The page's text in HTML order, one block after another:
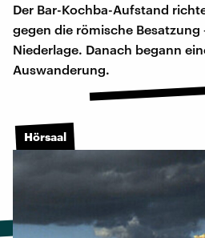
Der Bar-Kochba-Aufstand
gegen die römische
Niederlage. Danach begann
Auswanderung.
Hörsaal